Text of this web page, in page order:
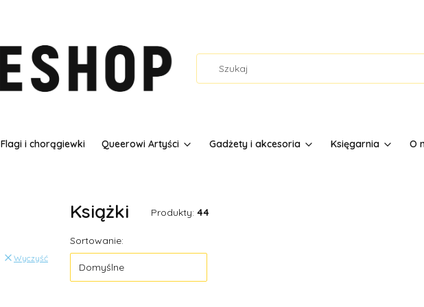
Flagi i chorągiewki Queerowi Artyści Gadżety i akcesoria Księgarnia O
Wyczyść
Książki Produkty: 44
Lista produktów
Sortowanie:
Domyślne